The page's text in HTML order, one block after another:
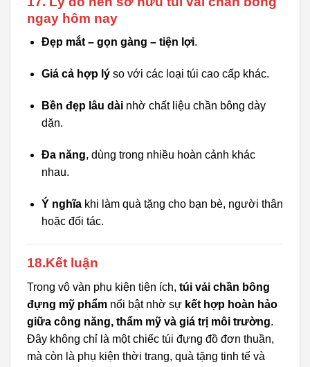
ngay hôm nay
Đẹp mắt – gọn gàng – tiện lợi.
Giá cả hợp lýso với các loại túi cao cấp khác.
Bền đẹp lâu dàinhờ chất liệu chần bông dày
dặn.
Đa năng, dùng trong nhiều hoàn cảnh khác
nhau.
Ý nghĩakhi làm quà tặng cho bạn bè, người thân
hoặc đối tác.
18.Kết luận
Trong vô vàn phụ kiện tiện ích, túi vải chần bông
đựng mỹ phẩm nổi bật nhờ sự kết hợp hoàn hảo
giữa công năng, thẩm mỹ và giá trị môi trường.
Đây không chỉ là một chiếc túi đựng đồ đơn thuần,
mà còn là phụ kiện thời trang, quà tặng tinh tế và